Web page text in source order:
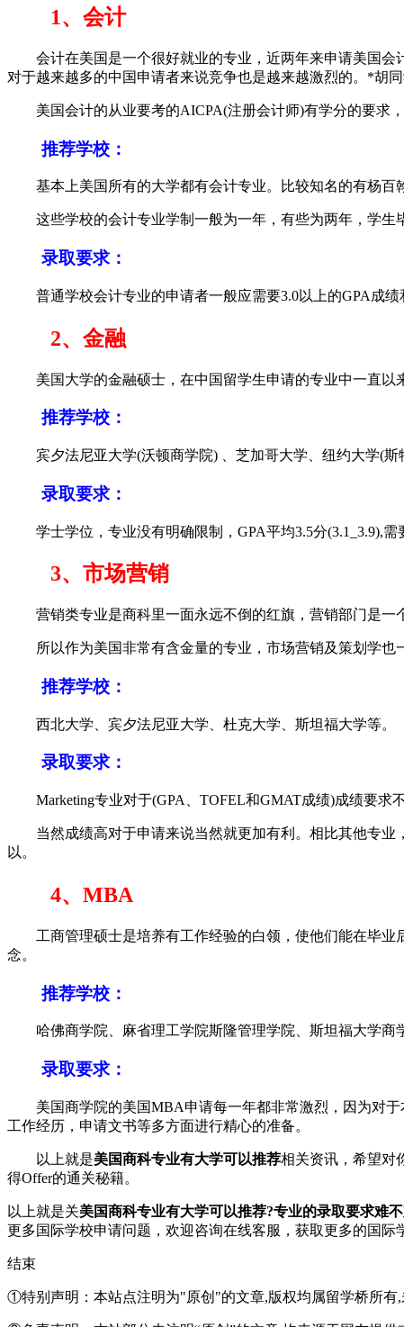
1、会计
会计在美国是一个很好就业的专业，近两年来申请美国会
对于越来越多的中国申请者来说竞争也是越来越激烈的。*胡
美国会计的从业要考的AICPA(注册会计师)有学分的要求，
推荐学校：
基本上美国所有的大学都有会计专业。比较知名的有杨百
这些学校的会计专业学制一般为一年，有些为两年，学生
录取要求：
普通学校会计专业的申请者一般应需要3.0以上的GPA成绩
2、金融
美国大学的金融硕士，在中国留学生申请的专业中一直以
推荐学校：
宾夕法尼亚大学(沃顿商学院) 、芝加哥大学、纽约大学(斯
录取要求：
学士学位，专业没有明确限制，GPA平均3.5分(3.1_3.9),需
3、市场营销
营销类专业是商科里一面永远不倒的红旗，营销部门是一
所以作为美国非常有含金量的专业，市场营销及策划学也
推荐学校：
西北大学、宾夕法尼亚大学、杜克大学、斯坦福大学等。
录取要求：
Marketing专业对于(GPA、TOFEL和GMAT成绩)成绩要求
当然成绩高对于申请来说当然就更加有利。相比其他专业
以。
4、MBA
工商管理硕士是培养有工作经验的白领，使他们能在毕业
念。
推荐学校：
哈佛商学院、麻省理工学院斯隆管理学院、斯坦福大学商
录取要求：
美国商学院的美国MBA申请每一年都非常激烈，因为对于
工作经历，申请文书等多方面进行精心的准备。
以上就是美国商科专业有大学可以推荐相关资讯，希望对
得Offer的通关秘籍。
以上就是关美国商科专业有大学可以推荐?专业的录取要求难
更多国际学校申请问题，欢迎咨询在线客服 ，获取更多的国际
结束
①特别声明：本站点注明为"原创"的文章,版权均属留学桥所有